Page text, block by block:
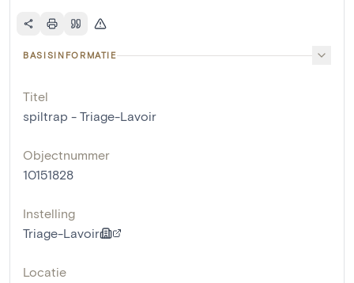
BASISINFORMATIE
Titel
spiltrap - Triage-Lavoir
Objectnummer
10151828
Instelling
Triage-Lavoir
Locatie